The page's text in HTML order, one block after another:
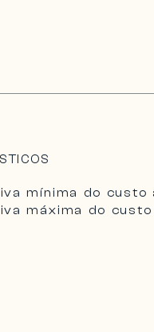
mínima do custo
máxima do